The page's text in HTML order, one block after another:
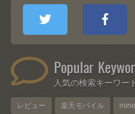
Popular
人気の検索キーワー
レビュー 楽天モバイル